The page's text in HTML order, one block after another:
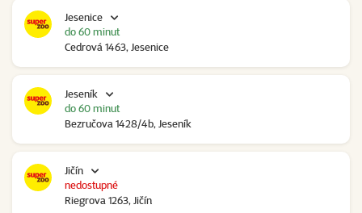
Jesenice
Cedrová 1463, Jesenice
do 60 minut
Jeseník
Bezručova 1428/4b, Jeseník
do 60 minut
Jičín
Riegrova 1263, Jičín
nedostupné